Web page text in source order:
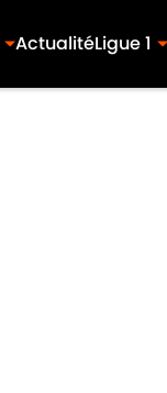
ActualitéLigue 1